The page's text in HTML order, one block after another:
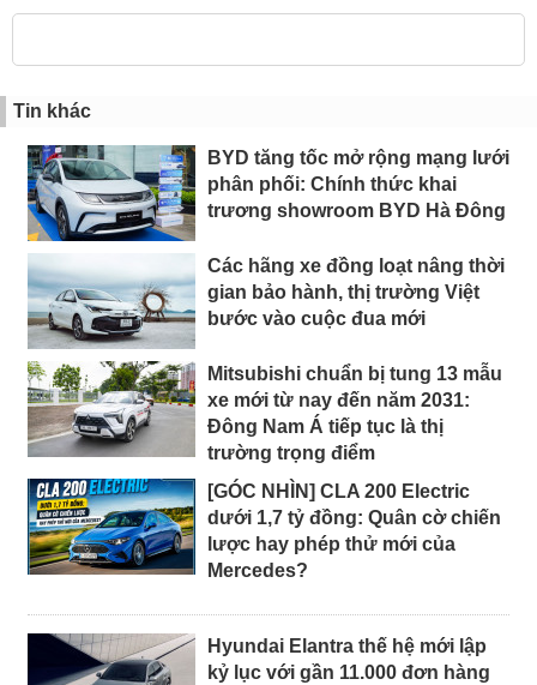
Tin khác
BYD tăng tốc mở rộng mạng lưới
phân phối: Chính thức khai
trương showroom BYD Hà Đông
Các hãng xe đồng loạt nâng thời
gian bảo hành, thị trường Việt
bước vào cuộc đua mới
Mitsubishi chuẩn bị tung 13 mẫu
xe mới từ nay đến năm 2031:
Đông Nam Á tiếp tục là thị
trường trọng điểm
[GÓC NHÌN] CLA 200 Electric
dưới 1,7 tỷ đồng: Quân cờ chiến
lược hay phép thử mới của
Mercedes?
Hyundai Elantra thế hệ mới lập
kỷ lục với gần 11.000 đơn hàng